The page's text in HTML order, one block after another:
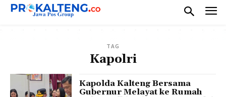
TAG
Kapolri
Kapolda Kalteng Bersama
Gubernur Melayat ke Rumah